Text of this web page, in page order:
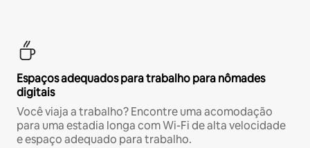
Espaços adequados para trabalho para nômades
digitais
Você viaja a trabalho? Encontre uma acomodação
para uma estadia longa com Wi-Fi de alta velocidade
e espaço adequado para trabalho.